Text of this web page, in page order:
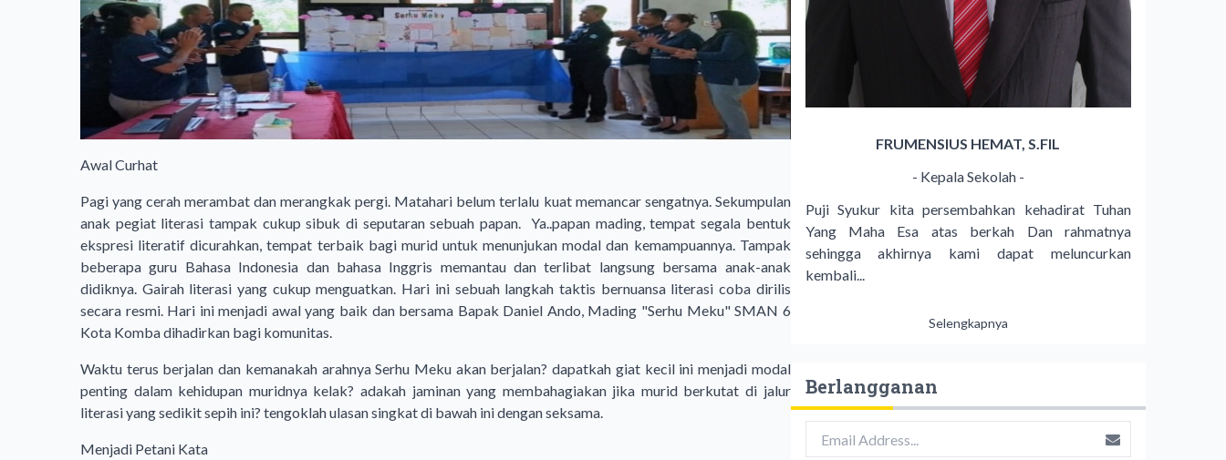
Awal Curhat
Pagi yang cerah merambat dan merangkak pergi. Matahari belum terlalu kuat memancar sengatnya. Sekumpulan
anak pegiat literasi tampak cukup sibuk di seputaran sebuah papan. Ya..papan mading, tempat segala bentuk
ekspresi literatif dicurahkan, tempat terbaik bagi murid untuk menunjukan modal dan kemampuannya. Tampak
beberapa guru Bahasa Indonesia dan bahasa Inggris memantau dan terlibat langsung bersama anak-anak
didiknya. Gairah literasi yang cukup menguatkan. Hari ini sebuah langkah taktis bernuansa literasi coba dirilis
secara resmi. Hari ini menjadi awal yang baik dan bersama Bapak Daniel Ando, Mading "Serhu Meku" SMAN 6
Kota Komba dihadirkan bagi komunitas.
Waktu terus berjalan dan kemanakah arahnya Serhu Meku akan berjalan? dapatkah giat kecil ini menjadi modal
penting dalam kehidupan muridnya kelak? adakah jaminan yang membahagiakan jika murid berkutat di jalur
literasi yang sedikit sepih ini? tengoklah ulasan singkat di bawah ini dengan seksama.
Menjadi Petani Kata
FRUMENSIUS HEMAT, S.FIL
- Kepala Sekolah -
Puji Syukur kita persembahkan kehadirat Tuhan
Yang Maha Esa atas berkah Dan rahmatnya
sehingga akhirnya kami dapat meluncurkan
kembali...
Selengkapnya
Berlangganan